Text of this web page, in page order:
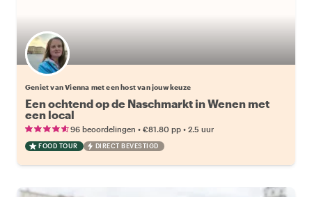
Geniet van Vienna met een host van jouw keuze
Een ochtend op de Naschmarkt in Wenen met
een local
96 beoordelingen • €81.80 pp • 2.5 uur
FOOD TOUR DIRECT BEVESTIGD